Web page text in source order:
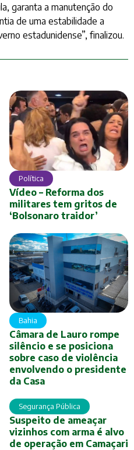
garanta a manutenção do
de uma estabilidade a
estadunidense”, finalizou.
Política
Vídeo – Reforma dos
militares tem gritos de
‘Bolsonaro traidor’
Bahia
Câmara de Lauro rompe
silêncio e se posiciona
sobre caso de violência
envolvendo o presidente
da Casa
Segurança Pública
Suspeito de ameaçar
vizinhos com arma é alvo
de operação em Camaçari